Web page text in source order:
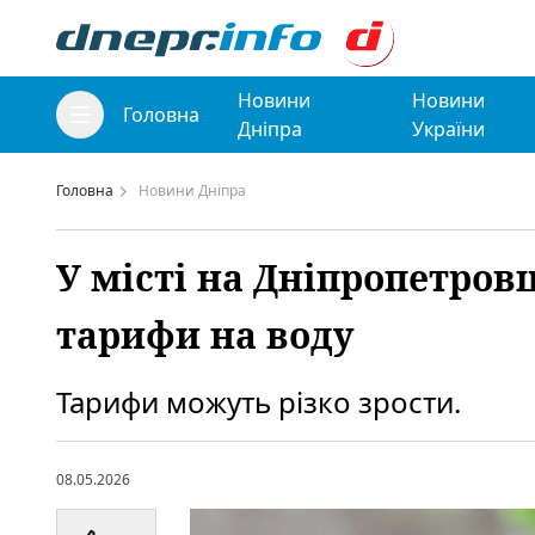
Головна
Новини
Дніпра
Новини
України
Головна Новини Дніпра
У місті на
тарифи на воду
Тарифи можуть різко зрости.
08.05.2026